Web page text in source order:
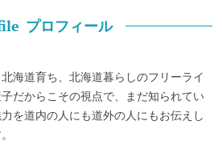
プロフィール
海道育ち、北海道暮らしのフリーライ
だからこその視点で、まだ知られてい
を道内の人にも道外の人にもお伝えし